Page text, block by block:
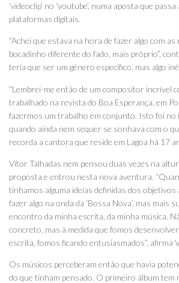
‘videoclip’ no ‘youtube’, numa aposta que
plataformas digitais.
“Achei que estava na hora de fazer algo com
bocadinho diferente do fado, mais próprio”,
teria que ser um género específico, mas algo
“Lembrei-me então de um compositor incrível
trabalhado na revista do Boa Esperança, em
fazermos um trabalho em conjunto. Isto foi no
quando ainda nem sequer se sonhava com o
recorda a cantora que reside em Lagoa há 17
Vítor Talhadas nem pensou duas vezes na
proposta e entrou nesta nova aventura.
tínhamos alguma ideias definidas dos objetivos
fazer algo na onda da ‘Bossa Nova’, mas mais
encontro da minha escrita, da minha música.
concreto, mas à medida que fomos
escrita, fomos ficando entusiasmados”, afirma
Os músicos perceberam então que havia
do que tinham pensado. O primeiro álbum tem